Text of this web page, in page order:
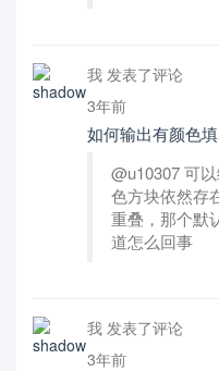
我 发表了评论
3年前
如何输出有颜色
@u10307 可
色方块依然存
重叠，那个默
道怎么回事
我 发表了评论
3年前